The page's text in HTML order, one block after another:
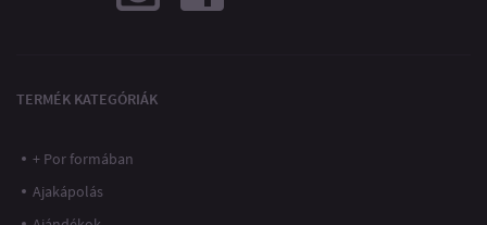
TERMÉK KATEGÓRIÁK
+ Por formában
Ajakápolás